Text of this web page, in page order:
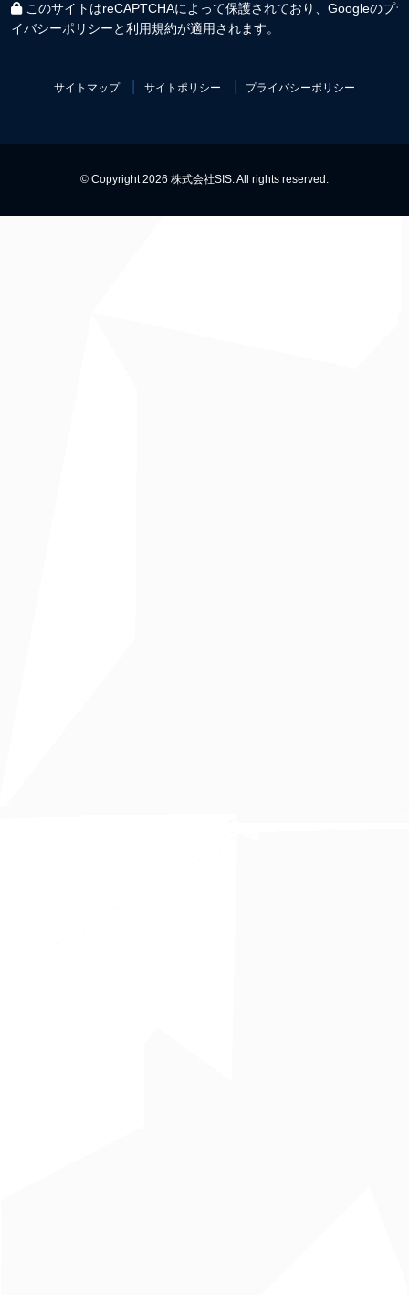
このサイトはreCAPTCHAによって保護されており、Googleのプラ
イバシーポリシーと利用規約が適用されます。
サイトマップ サイトポリシー プライバシーポリシー
© Copyright 2026 株式会社SIS. All rights reserved.